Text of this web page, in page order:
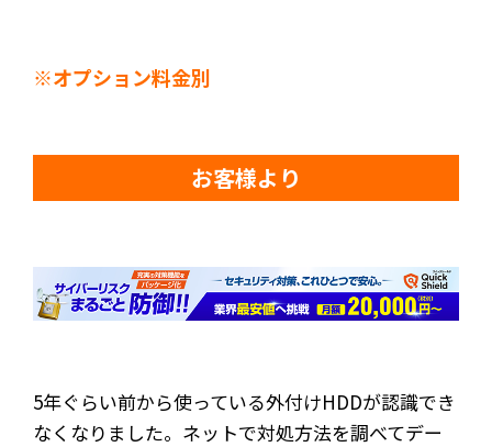
※オプション料金別
お客様より
5年ぐらい前から使っている外付けHDDが認識でき
なくなりました。ネットで対処方法を調べてデー